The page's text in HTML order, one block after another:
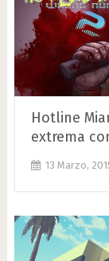
Hotline
extrema
13 Marzo,